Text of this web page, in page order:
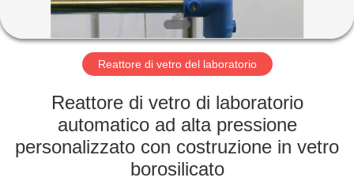
GIRO
FABBRICA
CONTROLLO
Reattore di vetro del laboratorio
Reattore di vetro di laboratorio
automatico ad alta pressione
personalizzato con costruzione in vetro
borosilicato